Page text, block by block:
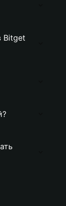
Bitget